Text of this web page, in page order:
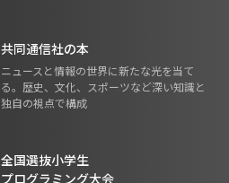
共同通信社の本
ニュースと情報の世界に新たな光を当て
る。歴史、文化、スポーツなど深い知識と
独自の視点で構成
全国選抜小学生
プログラミング大会